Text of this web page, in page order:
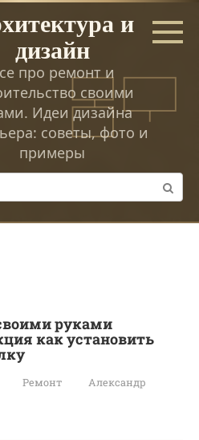
и
дизайн
про ремонт и
своими
Идеи дизайна
советы, фото и
примеры
руками
как установить
Ремонт
Александр